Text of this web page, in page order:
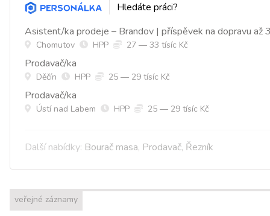
Hledáte práci?
Asistent/ka prodeje – Brandov | příspěvek na dopravu až
Chomutov HPP 27 — 33 tísíc Kč
Prodavač/ka
Děčín HPP 25 — 29 tísíc Kč
Prodavač/ka
Ústí nad Labem HPP 25 — 29 tísíc Kč
Další nabídky: Bourač masa, Prodavač, Řezník
veřejné záznamy